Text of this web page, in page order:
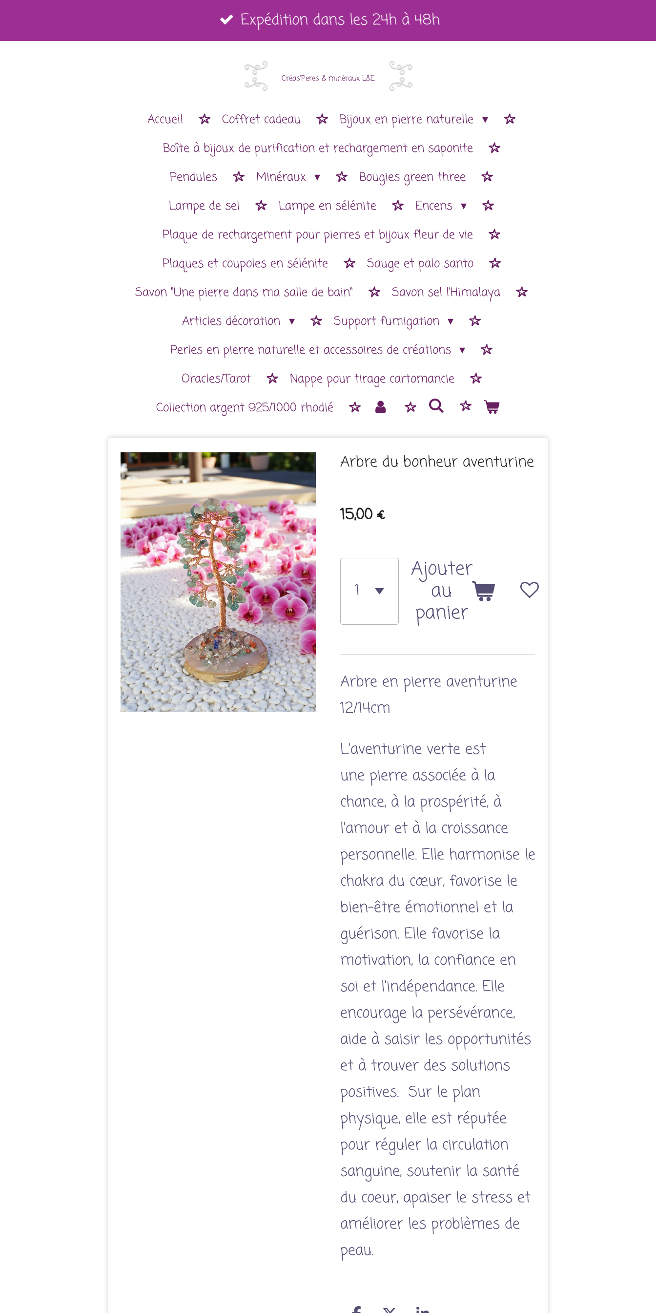
au
Expédition dans les 24h à 48h
Créas'Peres & minéraux L&E
Accueil Coffret cadeau
Bijoux en pierre naturelle
Boîte à bijoux de purification et rechargement en saponite
Pendules
Minéraux
Bougies green three
Lampe de sel
Lampe en sélénite
Encens
Plaque de rechargement pour pierres et bijoux fleur de vie
Plaques et coupoles en sélénite
Sauge et palo santo
Savon "Une pierre dans ma salle de bain"
Savon sel l'Himalaya
Articles décoration
Support fumigation
Perles en pierre naturelle et accessoires de créations
Oracles/Tarot
Nappe pour tirage cartomancie
Collection argent 925/1000 rhodié
Arbre du bonheur aventurine
15,00 €
Ajouter
au
panier
Arbre en pierre aventurine
12/14cm
L'aventurine verte est
une pierre associée à la
chance, à la prospérité, à
l'amour et à la croissance
personnelle. Elle harmonise le
chakra du cœur, favorise le
bien-être émotionnel et la
guérison. Elle favorise la
motivation, la confiance en
soi et l'indépendance. Elle
encourage la persévérance,
aide à saisir les opportunités
et à trouver des solutions
positives. Sur le plan
physique, elle est réputée
pour réguler la circulation
sanguine, soutenir la santé
du coeur, apaiser le stress et
améliorer les problèmes de
peau.